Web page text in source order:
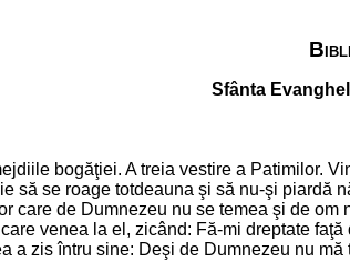
Sfânta
bogăţiei. A treia vestire a Patimilor.
să se roage totdeauna şi să nu-şi piardă
care de Dumnezeu nu se temea şi de om
venea la el, zicând: Fă-mi dreptate faţă
a zis întru sine: Deşi de Dumnezeu nu mă